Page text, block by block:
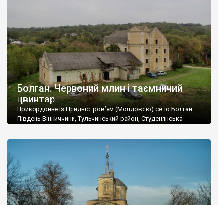
Болган. Червоний млин і таємничий
цвинтар
Прикордонне із Придністров’ям (Молдовою) село Болган.
Південь Вінниччини, Тульчинський район, Студенянська
старовинний цвинтар із кам’яними хрестами. Всі епітафії, які
збереглися, написані кирилицею, церковнослов’янською
мовою. За всіма традиційними ознаками – цвинтар
український. Хрести датуються 19 століттям. У 1924-1940
роках Болган […]